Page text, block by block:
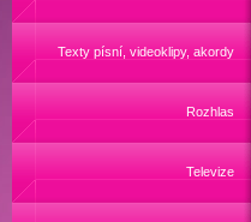
Texty písní, videoklipy, akordy
Rozhlas
Televize